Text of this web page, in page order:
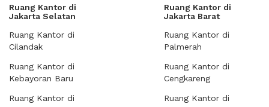
Ruang Kantor di
Jakarta Selatan
Ruang Kantor di
Cilandak
Ruang Kantor di
Kebayoran Baru
Ruang Kantor di
Ruang Kantor di
Jakarta Barat
Ruang Kantor di
Palmerah
Ruang Kantor di
Cengkareng
Ruang Kantor di